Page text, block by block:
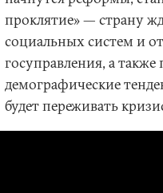
проклятие» — страну
социальных систем и
госуправления, а
демографические
будет переживать